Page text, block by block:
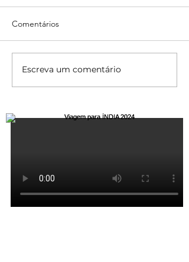
Comentários
Escreva um comentário